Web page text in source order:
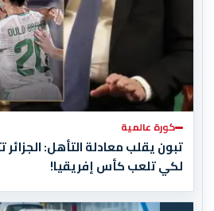
كورة عالمية
تبون يقلب معادلة التأهل:
لكي تلعب كأس إفريقيا!